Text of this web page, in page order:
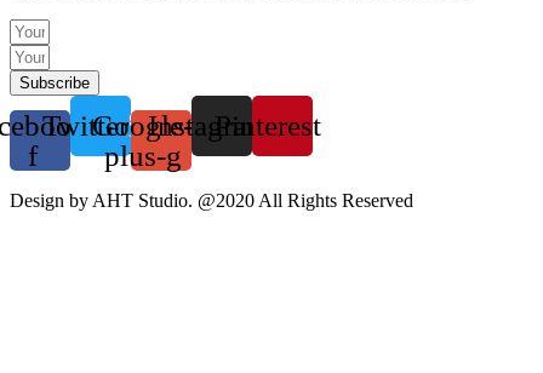
Subscribe
f
TwitterGoogle-
plus-g
InstagramPinterest
Design by AHT Studio. @2020 All Rights Reserved